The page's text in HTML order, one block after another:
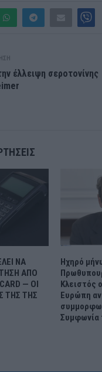
έλλειψη σεροτονίνης
ΝΑ
ΑΠΟ
— ΟΙ
ΤΗΣ ΤΗΣ
Ηχηρό
Κλειστός
Ευρώπη